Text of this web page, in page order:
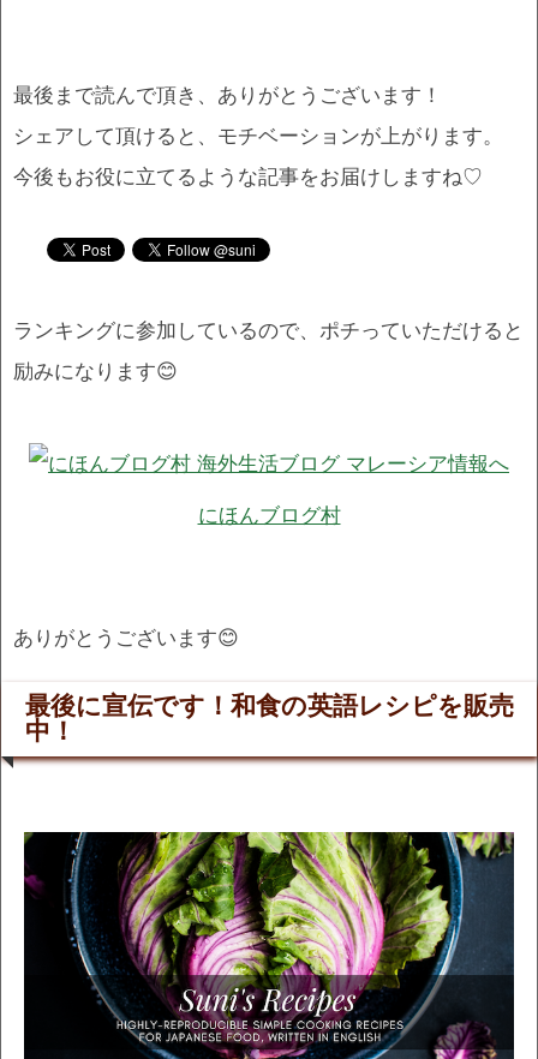
最後まで読んで頂き、ありがとうございます！
シェアして頂けると、モチベーションが上がります。
今後もお役に立てるような記事をお届けしますね♡
ランキングに参加しているので、ポチっていただけると
励みになります😊
にほんブログ村
ありがとうございます😊
最後に宣伝です！和食の英語レシピを販売
中！